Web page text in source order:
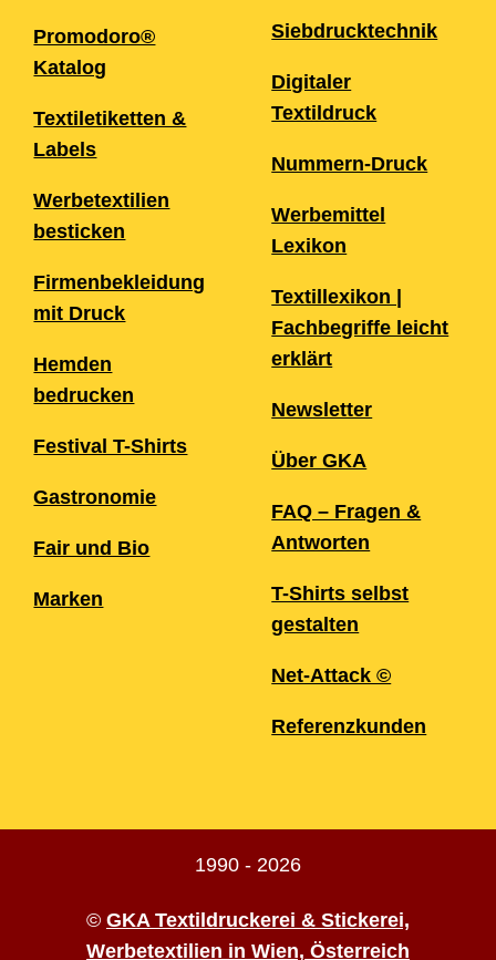
Promodoro®
Katalog
Textiletiketten &
Labels
Werbetextilien
besticken
Firmenbekleidung
mit Druck
Hemden
bedrucken
Festival T-Shirts
Gastronomie
Fair und Bio
Marken
Siebdrucktechnik
Digitaler
Textildruck
Nummern-Druck
Werbemittel
Lexikon
Textillexikon |
Fachbegriffe leicht
erklärt
Newsletter
Über GKA
FAQ – Fragen &
Antworten
T-Shirts selbst
gestalten
Net-Attack ©
Referenzkunden
1990 - 2026
© GKA Textildruckerei & Stickerei,
Werbetextilien in Wien, Österreich